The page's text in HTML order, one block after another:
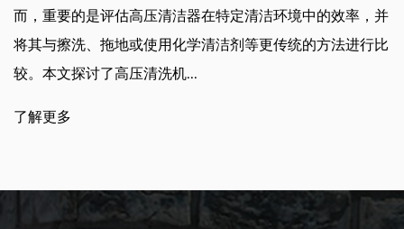
特定清洁环境中的效率，并
洁剂等更传统的方法进行比
近年来备受关注的一种此类
些喷嘴设计用于适应不同的